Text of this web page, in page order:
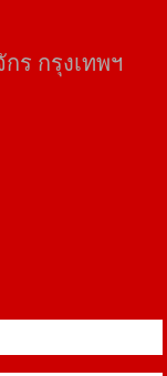
ร​ กรุงเทพฯ